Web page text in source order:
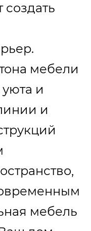
создать
мебели
и
и
мебель